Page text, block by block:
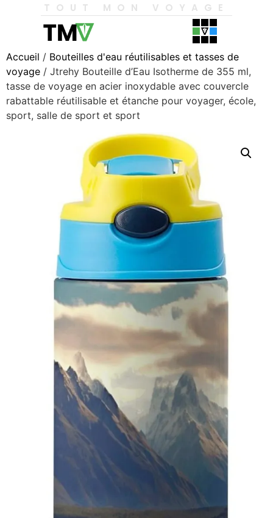
TOUT MON VOYAGE
Accueil / Bouteilles d'eau réutilisables et tasses de
voyage / Jtrehy Bouteille d’Eau Isotherme de 355 ml,
tasse de voyage en acier inoxydable avec couvercle
rabattable réutilisable et étanche pour voyager, école,
sport, salle de sport et sport